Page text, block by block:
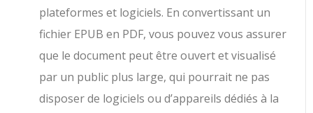
plateformes et logiciels. En convertissant un
fichier EPUB en PDF, vous pouvez vous assurer
que le document peut être ouvert et visualisé
par un public plus large, qui pourrait ne pas
disposer de logiciels ou d’appareils dédiés à la